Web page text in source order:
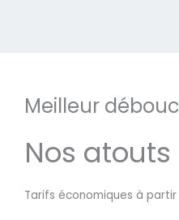
Meilleur
Nos atouts
Tarifs économiques à